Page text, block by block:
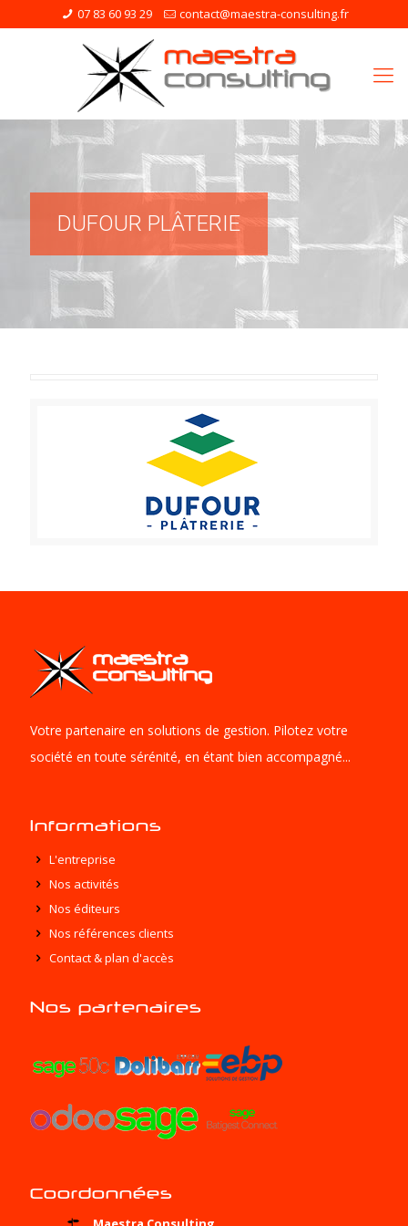
07 83 60 93 29 contact@maestra-consulting.fr
DUFOUR PLÂTERIE
Votre partenaire en solutions de gestion. Pilotez votre
société en toute sérénité, en étant bien accompagné...
Informations
L'entreprise
Nos activités
Nos éditeurs
Nos références clients
Contact & plan d'accès
Nos partenaires
Coordonnées